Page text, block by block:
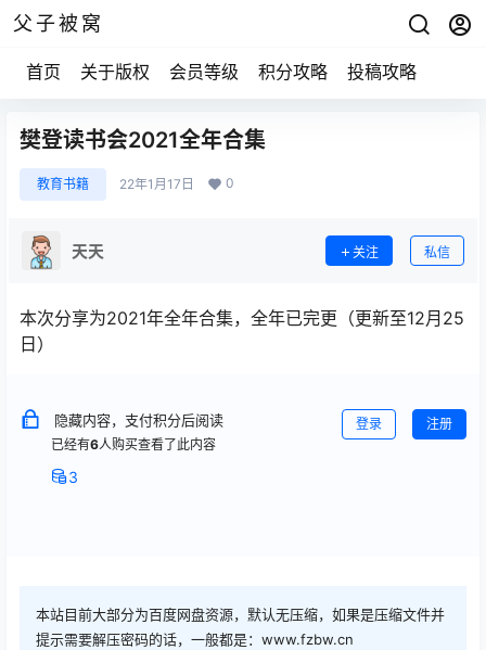
父子被窝
首页 关于版权 会员等级 积分攻略 投稿攻略
樊登读书会2021全年合集
教育书籍 22年1月17日 0
天天 关注 私信
本次分享为2021年全年合集，全年已完更（更新至12月25
日）
隐藏内容，支付积分后阅读
已经有6人购买查看了此内容
3
登录 注册
本站目前大部分为百度网盘资源，默认无压缩，如果是压缩文件并
提示需要解压密码的话，一般都是：www.fzbw.cn